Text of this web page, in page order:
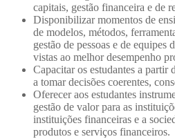
capitais, gestão financeira e de
Disponibilizar momentos de
de modelos, métodos,
gestão de pessoas e de equipes
vistas ao melhor desempenho
Capacitar os estudantes a partir
a tomar decisões coerentes,
Oferecer aos estudantes
gestão de valor para as
instituições financeiras e a
produtos e serviços financeiros.